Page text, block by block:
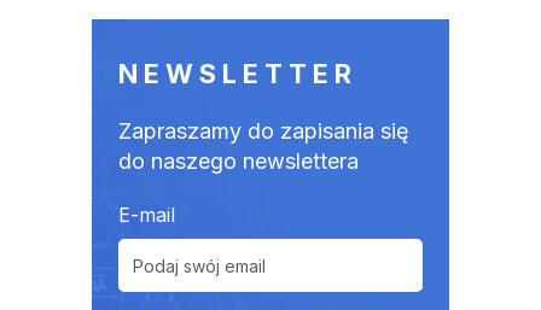
NEWSLETTER
Zapraszamy do zapisania się
do naszego newslettera
E-mail